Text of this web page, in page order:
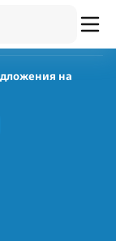
на